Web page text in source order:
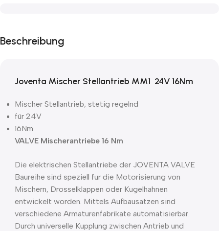
Beschreibung
Joventa Mischer Stellantrieb MM1 24V 16Nm
Mischer Stellantrieb, stetig regelnd
für 24V
16Nm
VALVE Mischerantriebe 16 Nm
Die elektrischen Stellantriebe der JOVENTA VALVE
Baureihe sind speziell fur die Motorisierung von
Mischern, Drosselklappen oder Kugelhahnen
entwickelt worden. Mittels Aufbausatzen sind
verschiedene Armaturenfabrikate automatisierbar.
Durch universelle Kupplung zwischen Antrieb und